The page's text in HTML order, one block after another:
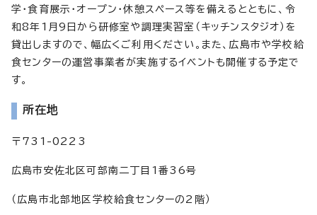
学・食育展示・オープン・休憩スペース等を備えるとともに、令
和8年1月9日から研修室や調理実習室（キッチンスタジオ）を
貸出しますので、幅広くご利用ください。また、広島市や学校給
食センターの運営事業者が実施するイベントも開催する予定で
す。
所在地
〒731-0223
広島市安佐北区可部南二丁目1番36号
（広島市北部地区学校給食センターの2階）